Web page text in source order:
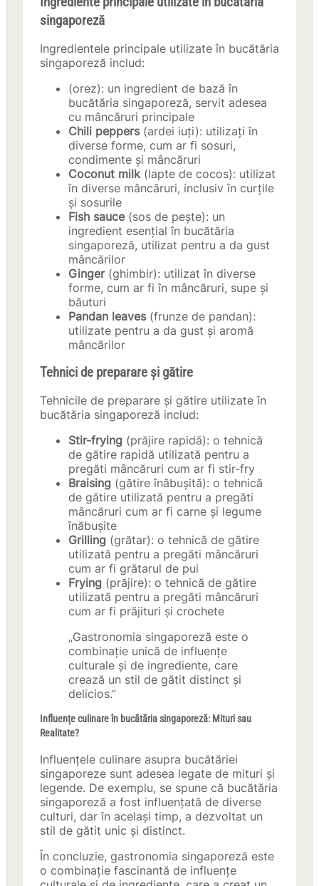
singaporeză
Ingredientele principale utilizate în bucătăria
singaporeză includ:
(orez): un ingredient de bază în
bucătăria singaporeză, servit adesea
cu mâncăruri principale
Chili peppers(ardei iuți): utilizați în
diverse forme, cum ar fi sosuri,
condimente și mâncăruri
Coconut milk(lapte de cocos): utilizat
în diverse mâncăruri, inclusiv în curțile
și sosurile
Fish sauce(sos de pește): un
ingredient esențial în bucătăria
singaporeză, utilizat pentru a da gust
mâncărilor
Ginger(ghimbir): utilizat în diverse
forme, cum ar fi în mâncăruri, supe și
băuturi
Pandan leaves(frunze de pandan):
utilizate pentru a da gust și aromă
mâncărilor
Tehnici de preparare și gătire
Tehnicile de preparare și gătire utilizate în
bucătăria singaporeză includ:
Stir-frying (prăjire rapidă): o tehnică
de gătire rapidă utilizată pentru a
pregăti mâncăruri cum ar fi stir-fry
Braising (gătire înăbușită): o tehnică
de gătire utilizată pentru a pregăti
mâncăruri cum ar fi carne și legume
înăbușite
Grilling (grătar): o tehnică de gătire
utilizată pentru a pregăti mâncăruri
cum ar fi grătarul de pui
Frying (prăjire): o tehnică de gătire
utilizată pentru a pregăti mâncăruri
cum ar fi prăjituri și crochete
„Gastronomia singaporeză este o
combinație unică de influențe
culturale și de ingrediente, care
crează un stil de gătit distinct și
delicios.”
Influențe culinare în bucătăria singaporeză: Mituri sau
Realitate?
Influențele culinare asupra bucătăriei
singaporeze sunt adesea legate de mituri și
legende. De exemplu, se spune că bucătăria
singaporeză a fost influențată de diverse
culturi, dar în același timp, a dezvoltat un
stil de gătit unic și distinct.
În concluzie, gastronomia singaporeză este
o combinație fascinantă de influențe